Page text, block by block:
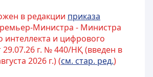
в редакции приказа
Министра - Министра
интеллекта и цифрового
29.07.26 г. № 440/НҚ (введен в
2026 г.) (см. стар. ред.)